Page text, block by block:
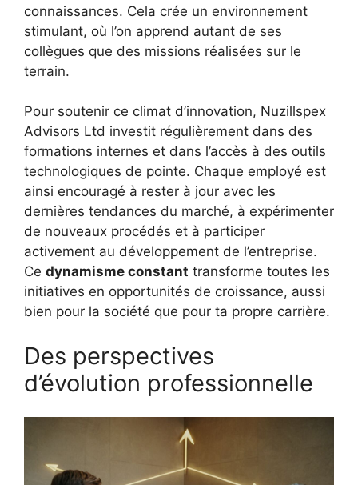
connaissances. Cela crée un environnement
stimulant, où l’on apprend autant de ses
collègues que des missions réalisées sur le
terrain.
Pour soutenir ce climat d’innovation, Nuzillspex
Advisors Ltd investit régulièrement dans des
formations internes et dans l’accès à des outils
technologiques de pointe. Chaque employé est
ainsi encouragé à rester à jour avec les
dernières tendances du marché, à expérimenter
de nouveaux procédés et à participer
activement au développement de l’entreprise.
Ce dynamisme constant transforme toutes les
initiatives en opportunités de croissance, aussi
bien pour la société que pour ta propre carrière.
Des perspectives
d’évolution professionnelle